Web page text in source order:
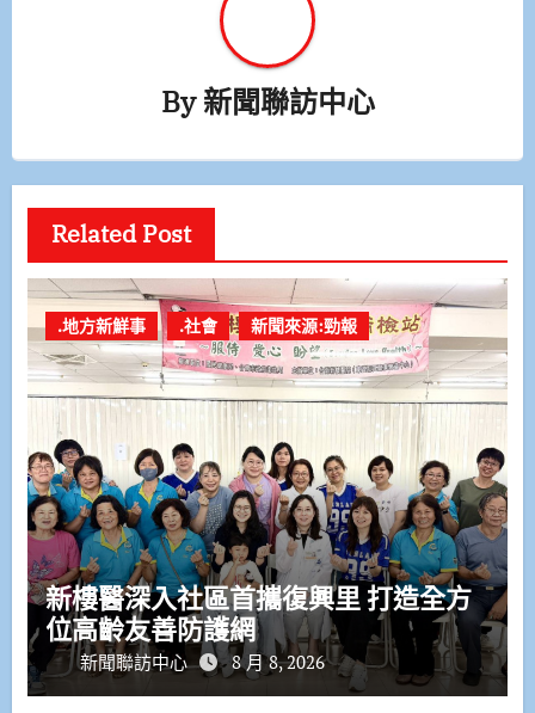
By新聞聯訪中心
Related Post
.地方新鮮事 .社會 新聞來源:勁報
新樓醫深入社區首攜復興里 打造全方
位高齡友善防護網
新聞聯訪中心 8 月 8, 2026